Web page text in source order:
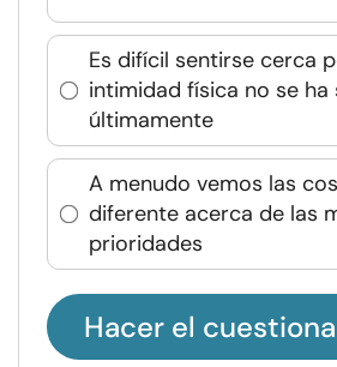
Es difícil sentirse cerca
intimidad física no se
últimamente
A menudo vemos las
diferente acerca de las
prioridades
Hacer el